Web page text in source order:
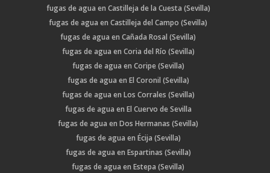
fugas de agua en Castilleja de la Cuesta (Sevilla)
fugas de agua en Castilleja del Campo (Sevilla)
fugas de agua en Cañada Rosal (Sevilla)
fugas de agua en Coria del Río (Sevilla)
fugas de agua en Coripe (Sevilla)
fugas de agua en El Coronil (Sevilla)
fugas de agua en Los Corrales (Sevilla)
fugas de agua en El Cuervo de Sevilla
fugas de agua en Dos Hermanas (Sevilla)
fugas de agua en Écija (Sevilla)
fugas de agua en Espartinas (Sevilla)
fugas de agua en Estepa (Sevilla)